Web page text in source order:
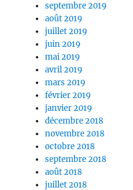
septembre 2019
août 2019
juillet 2019
juin 2019
mai 2019
avril 2019
mars 2019
février 2019
janvier 2019
décembre 2018
novembre 2018
octobre 2018
septembre 2018
août 2018
juillet 2018